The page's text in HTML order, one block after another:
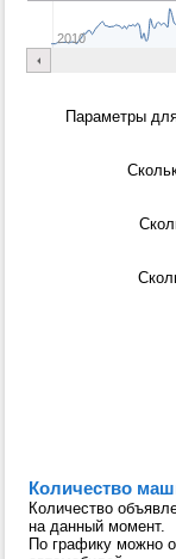
2010
Параметры
Количество
Количество
на данный момент.
По графику можно